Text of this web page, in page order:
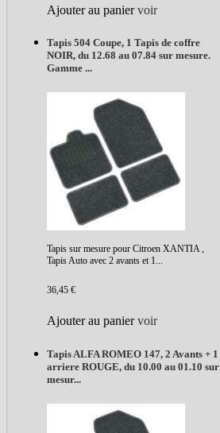
Ajouter au panier voir
Tapis 504 Coupe, 1 Tapis de coffre
NOIR, du 12.68 au 07.84 sur mesure.
Gamme ...
Tapis sur mesure pour Citroen XANTIA ,
Tapis Auto avec 2 avants et 1...
36,45 €
Ajouter au panier voir
Tapis ALFA ROMEO 147, 2 Avants + 1
arriere ROUGE, du 10.00 au 01.10 sur
mesur...